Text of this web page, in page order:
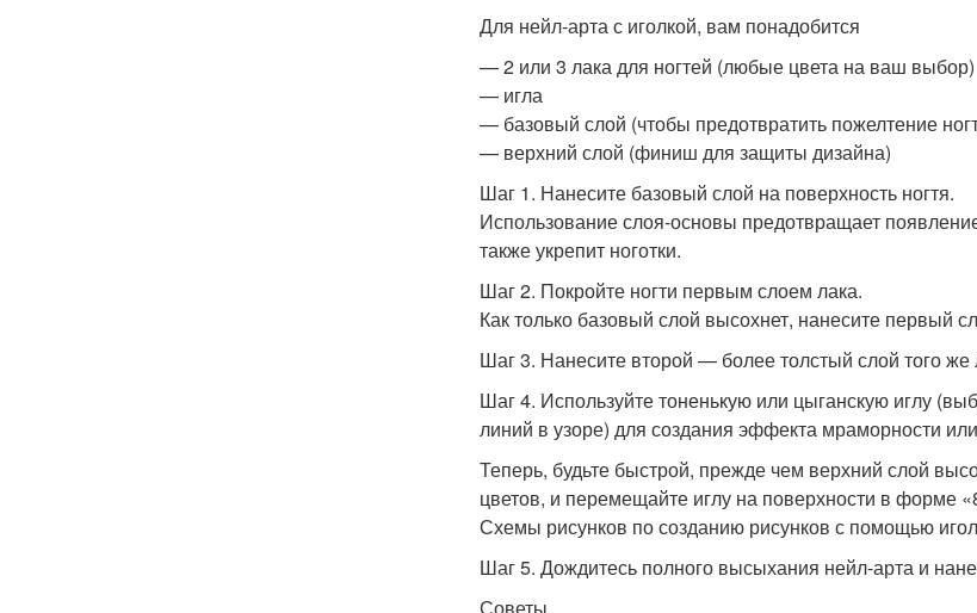
Для нейл-арта с иголкой, вам понадобится
— 2 или 3 лака для ногтей (любые цвета на ваш выбор)
— игла
— базовый слой (чтобы предотвратить пожелтение
— верхний слой (финиш для защиты дизайна)
Шаг 1. Нанесите базовый слой на поверхность ногтя.
Использование слоя-основы предотвращает
также укрепит ноготки.
Шаг 2. Покройте ногти первым слоем лака.
Как только базовый слой высохнет, нанесите первый
Шаг 3. Нанесите второй — более толстый слой того же
Шаг 4. Используйте тоненькую или цыганскую иглу
линий в узоре) для создания эффекта мраморности
Теперь, будьте быстрой, прежде чем верхний слой
цветов, и перемещайте иглу на поверхности в форме
Схемы рисунков по созданию рисунков с помощью
Шаг 5. Дождитесь полного высыхания нейл-арта и